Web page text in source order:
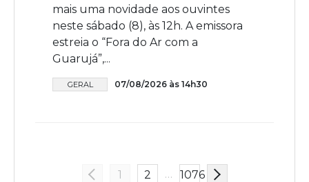
mais uma novidade aos ouvintes
neste sábado (8), às 12h. A emissora
estreia o “Fora do Ar com a
Guarujá”,...
GERAL 07/08/2026 às 14h30
1 2 … 1076